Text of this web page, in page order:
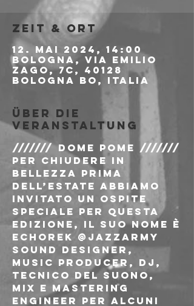
Zeit & Ort
12. Mai 2024, 14:00
Bologna, Via Emilio
Zago, 7c, 40128
Bologna BO, Italia
Über die
Veranstaltung
/////// DOME POME ///////
Per chiudere in
bellezza prima
dell’estate abbiamo
invitato un ospite
speciale per questa
edizione, il suo nome è
ECHOREK @jazzarmy
Sound designer,
music producer, Dj,
tecnico del suono,
Mix e mastering
engineer per alcuni